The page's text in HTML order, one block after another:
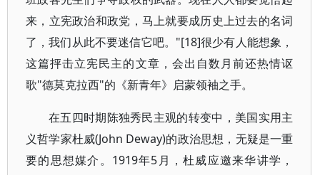
来，立宪政治和政党，马上就要成历史上过去的名词
了，我们从此不要迷信它吧。"[18]很少有人能想象，
这篇抨击立宪民主的文章，会出自数月前还热情讴
歌"德莫克拉西"的《新青年》启蒙领袖之手。
在五四时期陈独秀民主观的转变中，美国实用主
义哲学家杜威(John Deway)的政治思想，无疑是一重
要的思想媒介。1919年5月，杜威应邀来华讲学，